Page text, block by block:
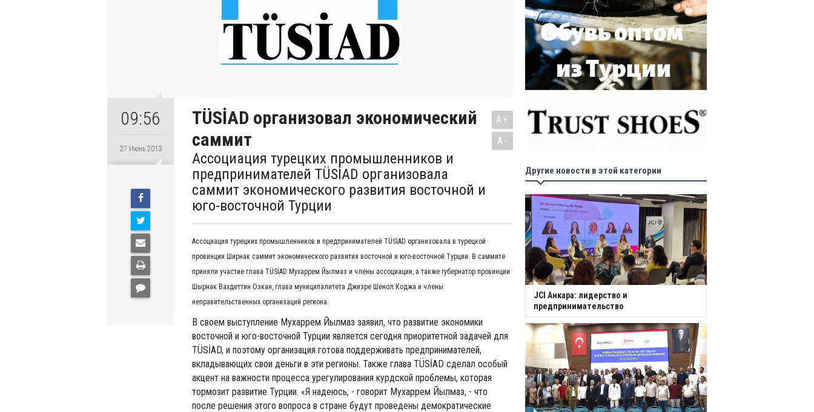
09:56
27 Июнь 2013
TÜSİAD организовал экономический
саммит
Ассоциация турецких промышленников и
предпринимателей TÜSİAD организовала
саммит экономического развития восточной и
юго-восточной Турции
A+
A-
Ассоциация турецких промышленников и предпринимателей TÜSİAD организовала в турецкой
провинции Ширнак саммит экономического развития восточной и юго-восточной Турции. В саммите
приняли участие глава TÜSİAD Мухаррем Йылмаз и члены ассоциации, а также губернатор провинции
Шырнак Вахдеттин Озкан, глава муниципалитета Джизре Шенол Коджа и члены
неправительственных организаций региона.
В своем выступление Мухаррем Йылмаз заявил, что развитие экономики
восточной и юго-восточной Турции является сегодня приоритетной задачей для
TÜSİAD, и поэтому организация готова поддерживать предпринимателей,
вкладывающих свои деньги в эти регионы. Также глава TÜSİAD сделал особый
акцент на важности процесса урегулирования курдской проблемы, которая
тормозит развитие Турции. «Я надеюсь, - говорит Мухаррем Йылмаз, - что
после решения этого вопроса в стране будут проведены демократические
Другие новости в этой категории
JCI Анкара: лидерство и
предпринимательство